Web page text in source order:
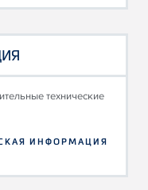
технические
ИНФОРМАЦИЯ